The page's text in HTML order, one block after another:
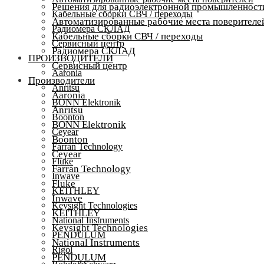
Кабельные сборки СВЧ / переходы
Радиомера СКЛАД
Сервисный центр
ПРОИЗВОДИТЕЛИ
Aaronia
Anritsu
BONN Elektronik
Boonton
Ceyear
Farran Technology
Fluke
Inwave
KEITHLEY
Keysight Technologies
National Instruments
PENDULUM
Rigol
Решения для радиоэлектронной
Автоматизированные рабочие места
Кабельные сборки СВЧ / переходы
Радиомера СКЛАД
Сервисный центр
Производители
Aaronia
Anritsu
BONN Elektronik
Boonton
Ceyear
Farran Technology
Fluke
Inwave
KEITHLEY
Keysight Technologies
National Instruments
PENDULUM